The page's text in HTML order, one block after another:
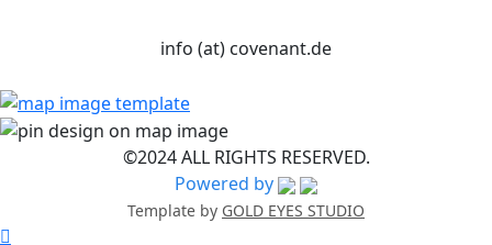
info (at) covenant.de
©2024 ALL RIGHTS RESERVED.
Powered by
Template by GOLD EYES STUDIO